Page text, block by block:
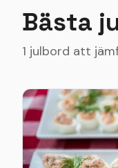
Bästa
1 julbord att